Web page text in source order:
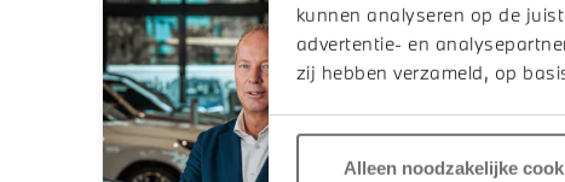
kunnen analyseren op de
advertentie- en
zij hebben verzameld, op
Alleen noodzakelijke